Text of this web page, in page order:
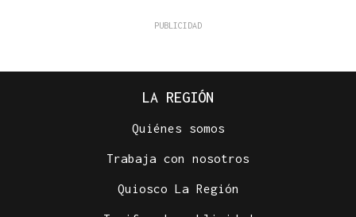
LA REGIÓN
Quiénes somos
Trabaja con nosotros
Quiosco La Región